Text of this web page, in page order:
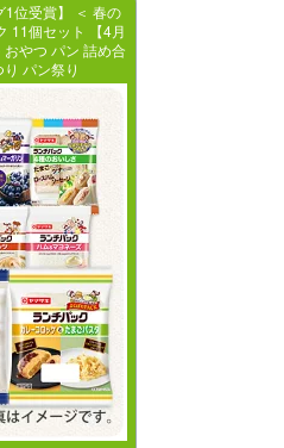
1位受賞】 ＜ 春の
11個セット 【4月
やつ パン 詰め合
パン祭り